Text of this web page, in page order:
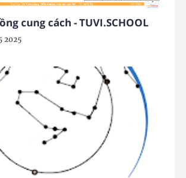
cung cách - TUVI.SCHOOL
2025